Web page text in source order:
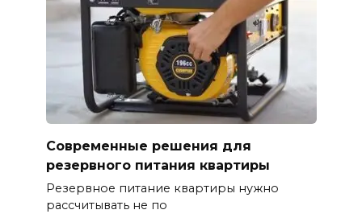
Современные решения для
резервного питания квартиры
Резервное питание квартиры нужно
рассчитывать не по